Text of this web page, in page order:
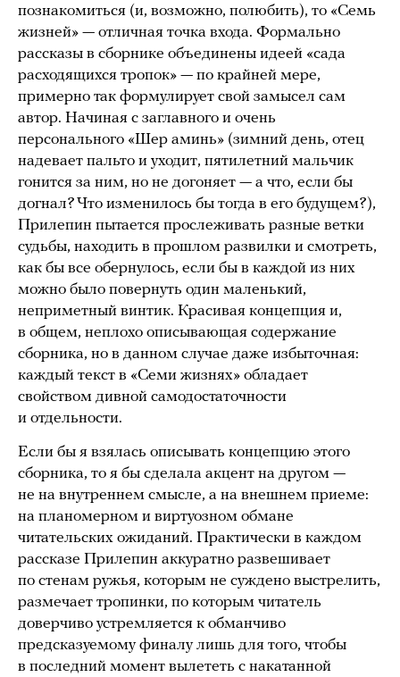
познакомиться (и, возможно, полюбить), то «Семь
жизней» — отличная точка входа. Формально
рассказы в сборнике объединены идеей «сада
расходящихся тропок» — по крайней мере,
примерно так формулирует свой замысел сам
автор. Начиная с заглавного и очень
персонального «Шер аминь» (зимний день, отец
надевает пальто и уходит, пятилетний мальчик
гонится за ним, но не догоняет — а что, если бы
догнал? Что изменилось бы тогда в его будущем?),
Прилепин пытается прослеживать разные ветки
судьбы, находить в прошлом развилки и смотреть,
как бы все обернулось, если бы в каждой из них
можно было повернуть один маленький,
неприметный винтик. Красивая концепция и,
в общем, неплохо описывающая содержание
сборника, но в данном случае даже избыточная:
каждый текст в «Семи жизнях» обладает
свойством дивной самодостаточности
и отдельности.
Если бы я взялась описывать концепцию этого
сборника, то я бы сделала акцент на другом —
не на внутреннем смысле, а на внешнем приеме:
на планомерном и виртуозном обмане
читательских ожиданий. Практически в каждом
рассказе Прилепин аккуратно развешивает
по стенам ружья, которым не суждено выстрелить,
размечает тропинки, по которым читатель
доверчиво устремляется к обманчиво
предсказуемому финалу лишь для того, чтобы
в последний момент вылететь с накатанной